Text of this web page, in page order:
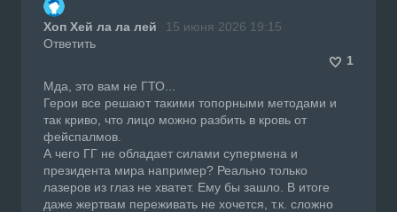
Хоп Хей ла ла лей
15 июня 2026 19:15
Ответить
1
Мда, это вам не ГТО...
Герои все решают такими топорными методами и
так криво, что лицо можно разбить в кровь от
фейспалмов.
А чего ГГ не обладает силами супермена и
президента мира например? Реально только
лазеров из глаз не хватет. Ему бы зашло. В итоге
даже жертвам переживать не хочется, т.к. сложно